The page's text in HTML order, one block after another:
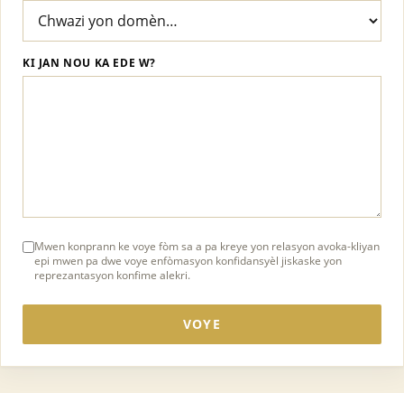
KI JAN NOU KA EDE W?
Mwen konprann ke voye fòm sa a pa kreye yon relasyon avoka-kliyan
epi mwen pa dwe voye enfòmasyon konfidansyèl jiskaske yon
reprezantasyon konfime alekri.
VOYE